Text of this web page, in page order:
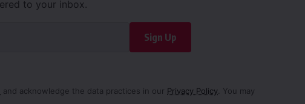
to your inbox.
Sign Up
and acknowledge the data practices in our Privacy Policy . You may